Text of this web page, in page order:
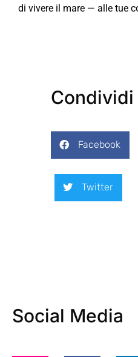
di vivere il mare — alle tue
Facebook
Twitter
Social Media